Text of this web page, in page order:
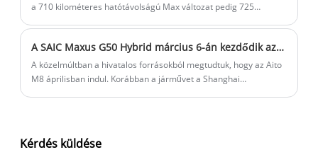
a 710 kilométeres hatótávolságú Max változat pedig 725
60,7 kWh-s akkumulátorral, míg az Ultra Long Range Max Edition
egy 313 LE-s egymotorral és egy 76,3 kWh-s akkumulátorral van
felszerelve.
A SAIC Maxus G50 Hybrid március 6-án kezdődik az értékesítés előtti, 1,5L PHEV-vel rendelkezik
A közelmúltban a hivatalos forrásokból megtudtuk, hogy az Aito
M8 áprilisban indul. Korábban a járművet a Shanghai
469 800 és 569 800 jüan, míg a Li L9 ára 409 800 és 439 800
jüan. Várható, hogy az Aito M8 ára nagyon közel áll a Li L9 -hez,
Kérdés küldése